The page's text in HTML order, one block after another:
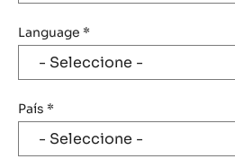
Language *
País *